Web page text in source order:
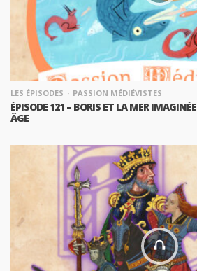
LES ÉPISODES PASSION MÉDIÉVISTES
ÉPISODE 121 – BORIS ET LA MER
ÂGE